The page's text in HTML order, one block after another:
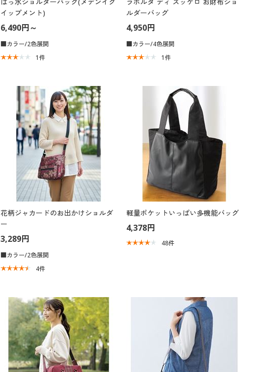
イップメント)
6,490円～
■カラー/2色展開
1件
ルダーバッグ
4,950円
■カラー/4色展開
1件
花柄ジャカードのお出かけショルダ
ー
3,289円
■カラー/2色展開
4件
軽量ポケットいっぱい多機能バッグ
4,378円
48件